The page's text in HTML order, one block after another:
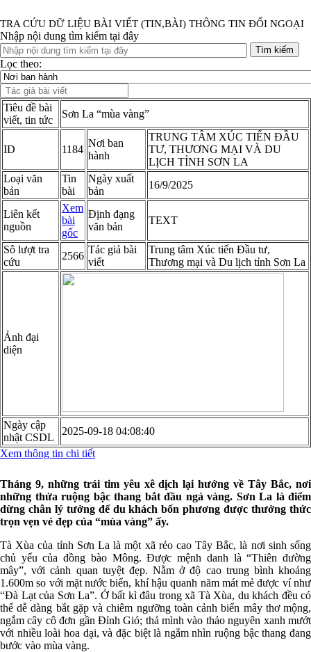
TRA CỨU DỮ LIỆU BÀI VIẾT (TIN,BÀI) THÔNG TIN ĐỐI NGOẠI
Nhập nội dung tìm kiếm tại đây
Tìm kiếm
Lọc theo:
Tiêu đề bài
viết, tin tức
Sơn La “mùa vàng”
ID 1184
Nơi ban
hành
TRUNG TÂM XÚC TIẾN ĐẦU
TƯ, THƯƠNG MẠI VÀ DU
LỊCH TỈNH SƠN LA
Loại văn
bản
Tin
bài
Ngày xuất
bản
16/9/2025
Liên kết
nguồn
Xem
bài
gốc
Định đạng
văn bản
TEXT
Sô lượt tra
cứu
2566
Tác giả bài
viết
Trung tâm Xúc tiến Đầu tư,
Thương mại và Du lịch tỉnh Sơn La
Ảnh đại
diện
Ngày cập
nhật CSDL
2025-09-18 04:08:40
Xem thông tin chi tiết
Tháng 9, những trái tim yêu xê dịch lại hướng về Tây Bắc, nơi
những thửa ruộng bậc thang bắt đầu ngả vàng. Sơn La là điểm
dừng chân lý tưởng để du khách bốn phương được thưởng thức
trọn vẹn vẻ đẹp của “mùa vàng” ấy.
Tà Xùa của tỉnh Sơn La là một xã rẻo cao Tây Bắc, là nơi sinh sống
chủ yếu của đồng bào Mông. Được mệnh danh là “Thiên đường
mây”, với cảnh quan tuyệt đẹp. Nằm ở độ cao trung bình khoảng
1.600m so với mặt nước biển, khí hậu quanh năm mát mẻ được ví như
“Đà Lạt của Sơn La”. Ở bất kì đâu trong xã Tà Xùa, du khách đều có
thể dễ dàng bắt gặp và chiêm ngưỡng toàn cảnh biển mây thơ mộng,
ngắm cây cô đơn gần Đỉnh Gió; thả mình vào thảo nguyên xanh mướt
với nhiều loài hoa dại, và đặc biệt là ngắm nhìn ruộng bậc thang đang
bước vào mùa vàng.